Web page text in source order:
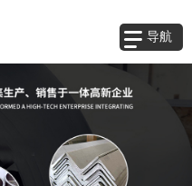
导航